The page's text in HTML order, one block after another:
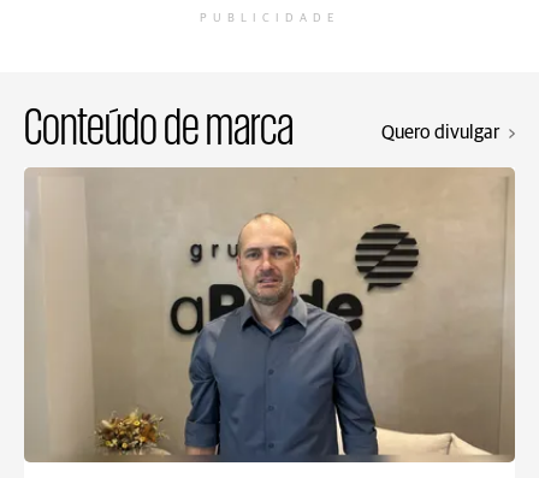
PUBLICIDADE
Conteúdo de marca Quero divulgar